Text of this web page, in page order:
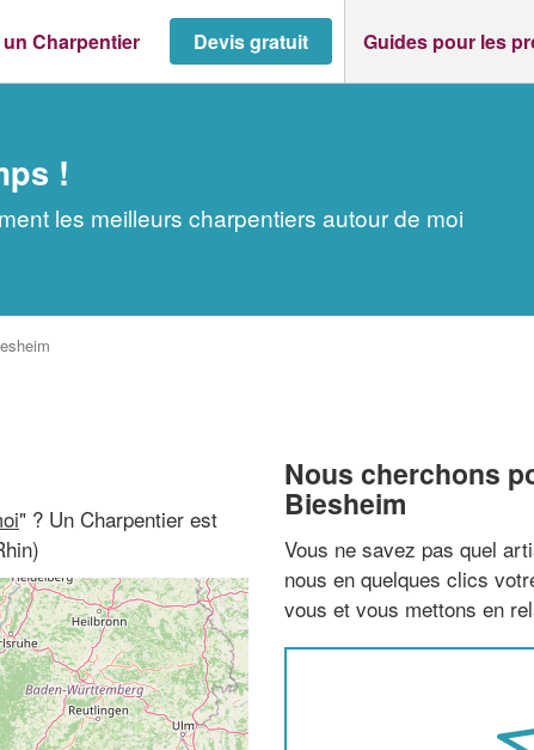
Charpentier Devis gratuit Guides pour les
!
les meilleurs charpentiers autour de moi
" ? Un Charpentier est
Nous cherchons
Biesheim
Vous ne savez pas quel
nous en quelques clics
vous et vous mettons en